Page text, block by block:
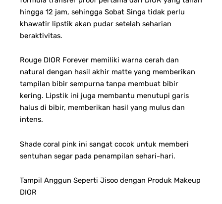
hingga 12 jam, sehingga Sobat Singa tidak perlu
khawatir lipstik akan pudar setelah seharian
beraktivitas.
Rouge DIOR Forever memiliki warna cerah dan
natural dengan hasil akhir matte yang memberikan
tampilan bibir sempurna tanpa membuat bibir
kering. Lipstik ini juga membantu menutupi garis
halus di bibir, memberikan hasil yang mulus dan
intens.
Shade coral pink ini sangat cocok untuk memberi
sentuhan segar pada penampilan sehari-hari.
Tampil Anggun Seperti Jisoo dengan Produk Makeup
DIOR